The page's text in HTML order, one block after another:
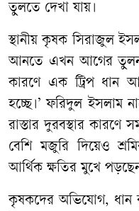
তুলতে দেখা যায়।
স্থানীয় কৃষক সিরাজুল
আনতে এখন আগের তুলনায়
কারণে এক ট্রিপ ধান
হচ্ছে।’ ফরিদুল ইসলাম
রাস্তার দুরবস্থার কারণে
বেশি মজুরি দিয়েও
আর্থিক ক্ষতির মুখে
কৃষকদের অভিযোগ, ধান